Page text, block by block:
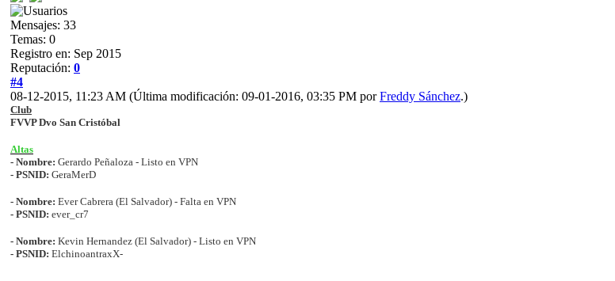
Mensajes: 33
Temas: 0
Registro en: Sep 2015
Reputación: 0
#4
08-12-2015, 11:23 AM (Última modificación: 09-01-2016, 03:35 PM porFreddy Sánchez.)
Club
FVVP Dvo San Cristóbal
Altas
- Nombre: Gerardo Peñaloza - Listo en VPN
- PSNID: GeraMerD
- Nombre: Ever Cabrera (El Salvador) - Falta en VPN
- PSNID: ever_cr7
- Nombre: Kevin Hernandez (El Salvador) - Listo en VPN
- PSNID: ElchinoantraxX-